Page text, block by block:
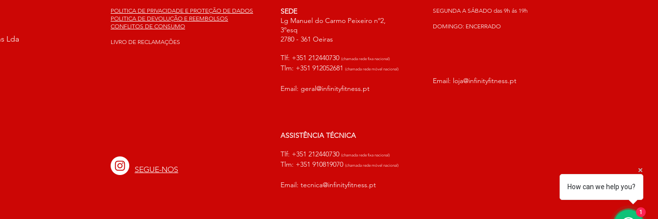
Lda
POLITICA DE PRIVACIDADE E PROTEÇÃO DE DADOS
POLITICA DE DEVOLUÇÃO E REEMBOLSOS
CONFLITOS DE CONSUMO
LIVRO DE RECLAMAÇÕES
SEGUE-NOS
SEDE
Lg Manuel do Carmo Peixeiro nº2,
3ºesq
2780 - 361 Oeiras
Tlf: +351 212440730 (chamada rede fixa nacional)
Tlm: +351 912052681 (chamada rede móvel nacional)
Email: geral@infinityfitness.pt
ASSISTÊNCIA TÉCNICA
Tlf: +351 212440730 (chamada rede fixa nacional)
Tlm: +351 910819070 (chamada rede móvel nacional)
Email: tecnica@infinityfitness.pt
SEGUNDA A SÁBADO das 9h ás 19h
DOMINGO: ENCERRADO
Email: loja@infinityfitness.pt
How can we help you?
1